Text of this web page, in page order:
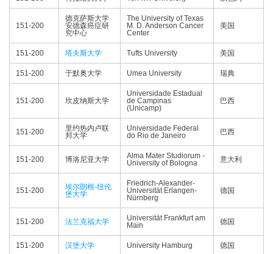
151-200
德克萨斯大学
安德森癌症研
究中心
The University of Texas
M. D. Anderson Cancer
Center
美国
151-200 塔夫斯大学 Tufts University 美国
151-200 于默奥大学 Umea University 瑞典
151-200 坎皮纳斯大学
Universidade Estadual
de Campinas
(Unicamp)
巴西
151-200
里约热内卢联
邦大学
Universidade Federal
do Rio de Janeiro
巴西
151-200 博洛尼亚大学
Alma Mater Studiorum -
University of Bologna
意大利
151-200
埃尔朗根-纽伦
堡大学
Friedrich-Alexander-
Universität Erlangen-
Nürnberg
德国
151-200 法兰克福大学
Universität Frankfurt am
Main
德国
151-200 汉堡大学 University Hamburg 德国